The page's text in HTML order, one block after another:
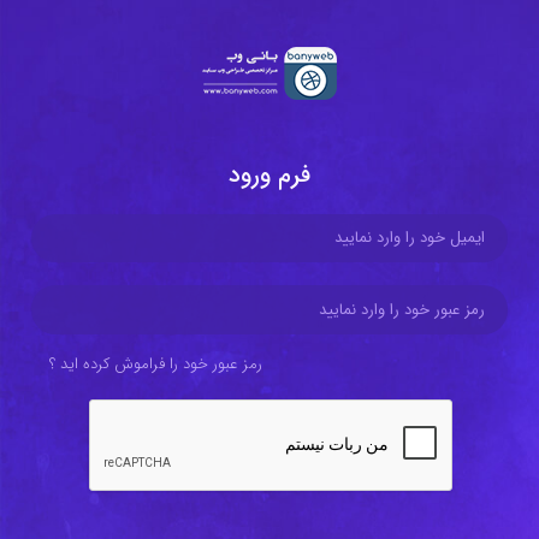
فرم ورود
رمز عبور خود را فراموش کرده اید ؟